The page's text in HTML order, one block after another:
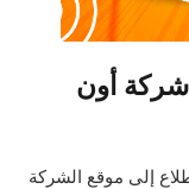
شركة أون
إلى موقع الشركة